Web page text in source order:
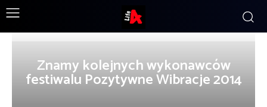
Znamy kolejnych wykonawców
festiwalu Pozytywne Wibracje 2014